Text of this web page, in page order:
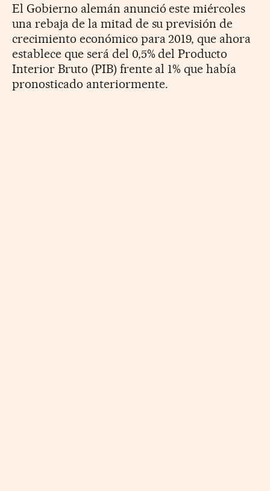
El Gobierno alemán anunció este miércoles
una rebaja de la mitad de su previsión de
crecimiento económico para 2019, que ahora
establece que será del 0,5% del Producto
Interior Bruto (PIB) frente al 1%que había
pronosticado anteriormente.